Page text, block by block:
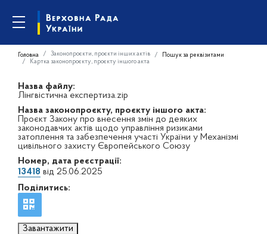
Головна Законопроєкти, проєкти інших актів
Пошук за реквізитами
Картка законопроєкту, проєкту іншого акта
Назва файлу:
Лінгвістична експертиза.zip
Назва законопроєкту, проєкту іншого акта:
Проєкт Закону про внесення змін до деяких
законодавчих актів щодо управління ризиками
затоплення та забезпечення участі України у Механізмі
цивільного захисту Європейського Союзу
Номер, дата реєстрації:
13418 від 25.06.2025
Поділитись:
Завантажити